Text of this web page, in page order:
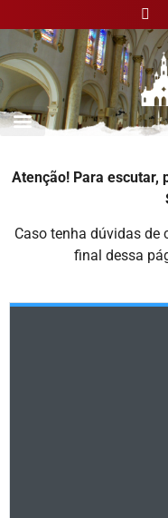
Atenção! Para escutar,
Caso tenha dúvidas de
final dessa